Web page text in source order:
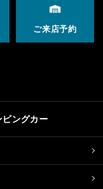
ご来店予約
ピングカー